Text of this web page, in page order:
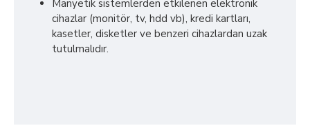
Manyetik sistemlerden etkilenen elektronik
cihazlar (monitör, tv, hdd vb), kredi kartları,
kasetler, disketler ve benzeri cihazlardan uzak
tutulmalıdır.